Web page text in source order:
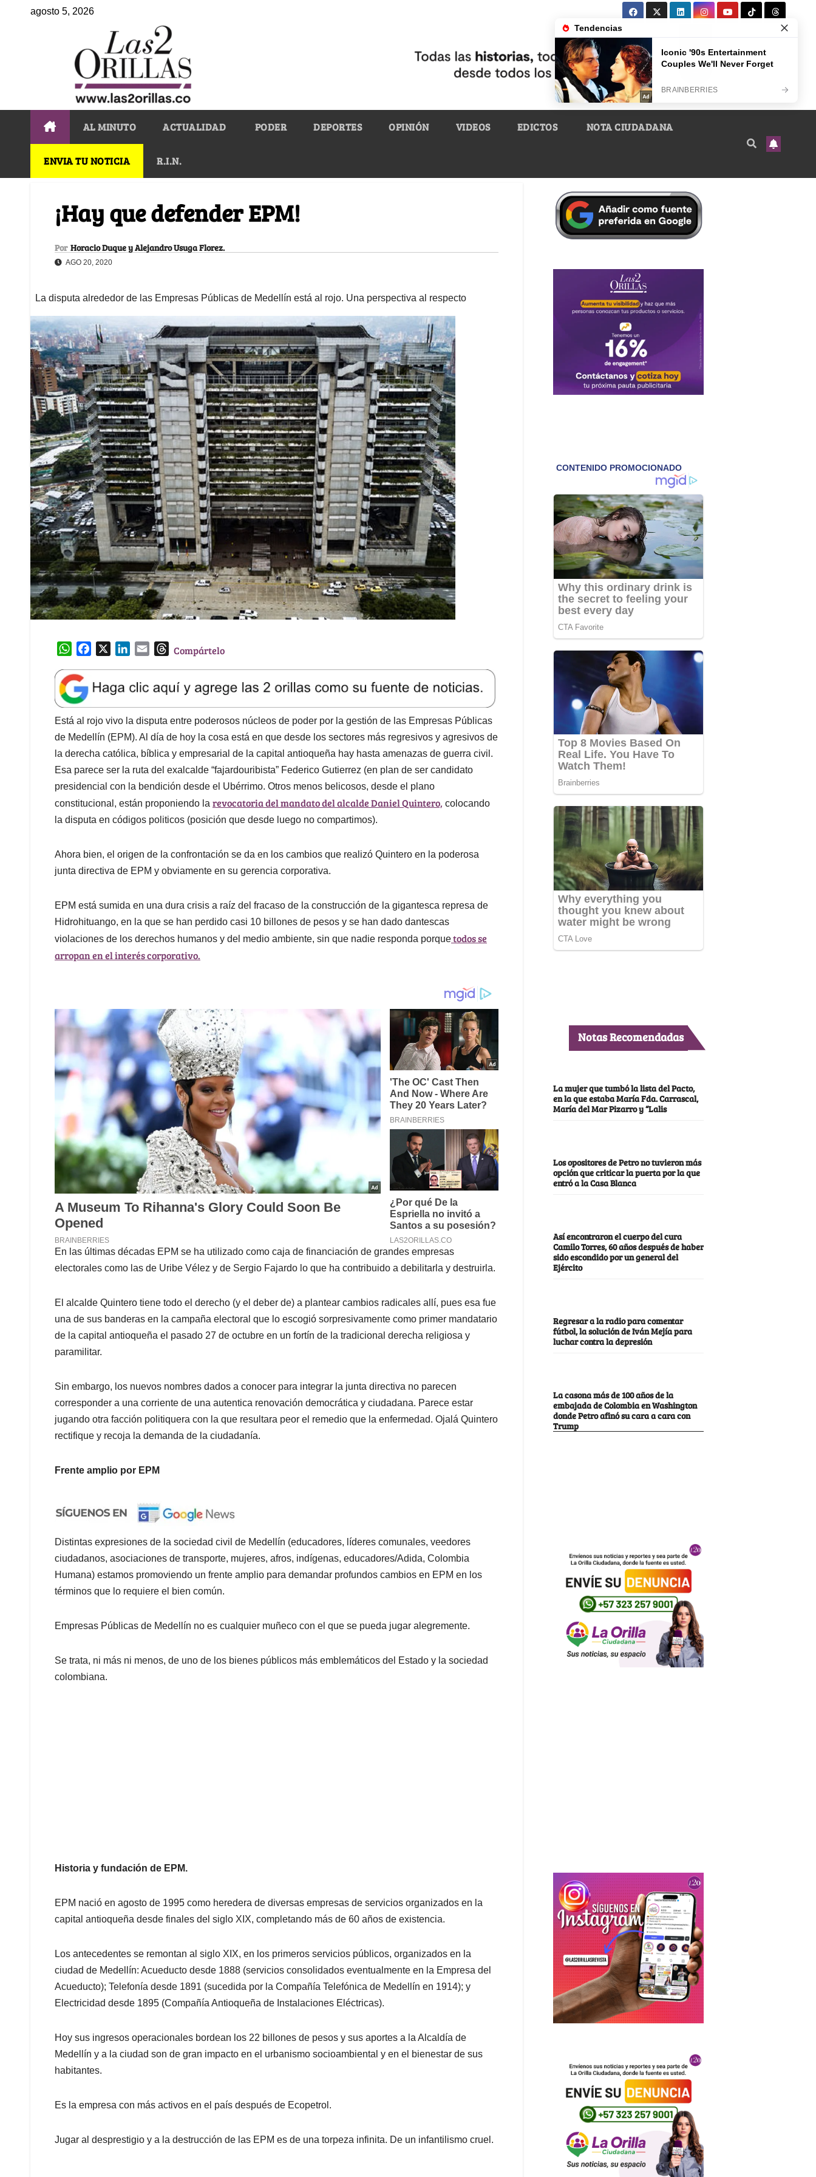
agosto 5, 2026
AL MINUTO ACTUALIDAD PODER DEPORTES OPINIÓN VIDEOS EDICTOS NOTA CIUDADANA
ENVIA TU NOTICIA R.I.N.
¡Hay que defender EPM!
Por Horacio Duque y Alejandro Usuga Florez.
AGO 20, 2020
La disputa alrededor de las Empresas Públicas de Medellín está al rojo. Una perspectiva al respecto
W
a
t
s
A
p
p
e
b
o
o
k
k
e
d
I
n
l
T
e
a
d
s
Compártelo
Está al rojo vivo la disputa entre poderosos núcleos de poder por la gestión de las Empresas Públicas
de Medellín (EPM). Al día de hoy la cosa está en que desde los sectores más regresivos y agresivos de
la derecha católica, bíblica y empresarial de la capital antioqueña hay hasta amenazas de guerra civil.
Esa parece ser la ruta del exalcalde “fajardouribista” Federico Gutierrez (en plan de ser candidato
presidencial con la bendición desde el Ubérrimo. Otros menos belicosos, desde el plano
constitucional, están proponiendo la revocatoria del mandato del alcalde Daniel Quintero, colocando
la disputa en códigos politicos (posición que desde luego no compartimos).
Ahora bien, el origen de la confrontación se da en los cambios que realizó Quintero en la poderosa
junta directiva de EPM y obviamente en su gerencia corporativa.
EPM está sumida en una dura crisis a raíz del fracaso de la construcción de la gigantesca represa de
Hidrohituango, en la que se han perdido casi 10 billones de pesos y se han dado dantescas
violaciones de los derechos humanos y del medio ambiente, sin que nadie responda porquetodos se
arropan en el interés corporativo.
En las últimas décadas EPM se ha utilizado como caja de financiación de grandes empresas
electorales como las de Uribe Vélez y de Sergio Fajardo lo que ha contribuido a debilitarla y destruirla.
El alcalde Quintero tiene todo el derecho (y el deber de) a plantear cambios radicales allí, pues esa fue
una de sus banderas en la campaña electoral que lo escogió sorpresivamente como primer mandatario
de la capital antioqueña el pasado 27 de octubre en un fortín de la tradicional derecha religiosa y
paramilitar.
Sin embargo, los nuevos nombres dados a conocer para integrar la junta directiva no parecen
corresponder a una corriente de una autentica renovación democrática y ciudadana. Parece estar
jugando otra facción politiquera con la que resultara peor el remedio que la enfermedad. Ojalá Quintero
rectifique y recoja la demanda de la ciudadanía.
Frente amplio por EPM
Distintas expresiones de la sociedad civil de Medellín (educadores, líderes comunales, veedores
ciudadanos, asociaciones de transporte, mujeres, afros, indígenas, educadores/Adida, Colombia
Humana) estamos promoviendo un frente amplio para demandar profundos cambios en EPM en los
términos que lo requiere el bien común.
Empresas Públicas de Medellín no es cualquier muñeco con el que se pueda jugar alegremente.
Se trata, ni más ni menos, de uno de los bienes públicos más emblemáticos del Estado y la sociedad
colombiana.
Historia y fundación de EPM.
EPM nació en agosto de 1995 como heredera de diversas empresas de servicios organizados en la
capital antioqueña desde finales del siglo XIX, completando más de 60 años de existencia.
Los antecedentes se remontan al siglo XIX, en los primeros servicios públicos, organizados en la
ciudad de Medellín: Acueducto desde 1888 (servicios consolidados eventualmente en la Empresa del
Acueducto); Telefonía desde 1891 (sucedida por la Compañía Telefónica de Medellín en 1914); y
Electricidad desde 1895 (Compañía Antioqueña de Instalaciones Eléctricas).
Hoy sus ingresos operacionales bordean los 22 billones de pesos y sus aportes a la Alcaldía de
Medellín y a la ciudad son de gran impacto en el urbanismo socioambiental y en el bienestar de sus
habitantes.
Es la empresa con más activos en el país después de Ecopetrol.
Jugar al desprestigio y a la destrucción de las EPM es de una torpeza infinita. De un infantilismo cruel.
Notas Recomendadas
La mujer que tumbó la lista del Pacto,
en la que estaba María Fda. Carrascal,
María del Mar Pizarro y “Lalis
Los opositores de Petro no tuvieron más
opción que criticar la puerta por la que
entró a la Casa Blanca
Así encontraron el cuerpo del cura
Camilo Torres, 60 años después de haber
sido escondido por un general del
Ejército
Regresar a la radio para comentar
fútbol, la solución de Iván Mejía para
luchar contra la depresión
La casona más de 100 años de la
embajada de Colombia en Washington
donde Petro afinó su cara a cara con
Trump